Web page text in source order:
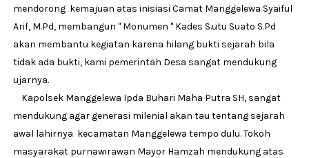
mendorong kemajuan atas inisiasi Camat Manggelewa Syaiful
Arif, M.Pd, membangun " Monumen " Kades S.utu Suato S.Pd
akan membantu kegiatan karena hilang bukti sejarah bila
tidak ada bukti, kami pemerintah Desa sangat mendukung
ujarnya.
Kapolsek Manggelewa Ipda Buhari Maha Putra SH, sangat
mendukung agar generasi milenial akan tau tentang sejarah
awal lahirnya kecamatan Manggelewa tempo dulu. Tokoh
masyarakat purnawirawan Mayor Hamzah mendukung atas